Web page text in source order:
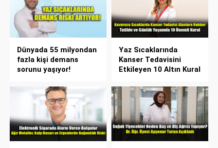
Dünyada 55 milyondan
fazla kişi demans
sorunu yaşıyor!
Yaz Sıcaklarında
Kanser Tedavisini
Etkileyen 10 Altın Kural